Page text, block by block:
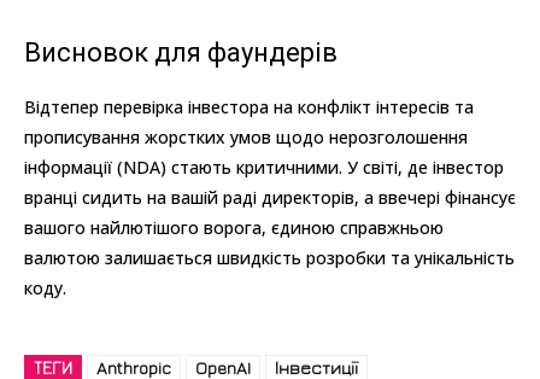
Висновок для фаундерів
Відтепер перевірка інвестора на конфлікт інтересів та
прописування жорстких умов щодо нерозголошення
інформації (NDA) стають критичними. У світі, де інвестор
вранці сидить на вашій раді директорів, а ввечері фінансує
вашого найлютішого ворога, єдиною справжньою
валютою залишається швидкість розробки та унікальність
коду.
ТЕГИ Anthropic OpenAI
Інвестиції